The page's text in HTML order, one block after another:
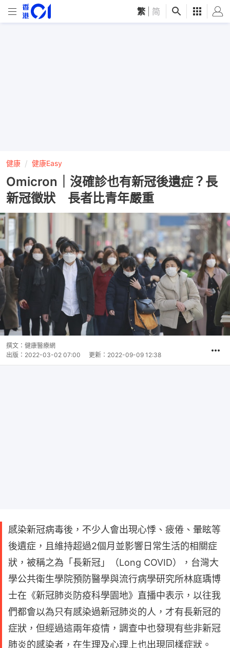
繁 简
健康 健康Easy
Omicron｜沒確診也有新冠後遺症？長
新冠徵狀 長者比青年嚴重
撰文： 健康醫療網
出版： 2022-03-02 07:00 更新： 2022-09-09 12:38
感染新冠病毒後，不少人會出現心悸、疲倦、暈眩等
後遺症，且維持超過2個月並影響日常生活的相關症
狀，被稱之為「長新冠」（Long COVID），台灣大
學公共衛生學院預防醫學與流行病學研究所林庭瑀博
士在《新冠肺炎防疫科學園地》直播中表示，以往我
們都會以為只有感染過新冠肺炎的人，才有長新冠的
症狀，但經過這兩年疫情，調查中也發現有些非新冠
肺炎的感染者，在生理及心理上也出現同樣症狀。